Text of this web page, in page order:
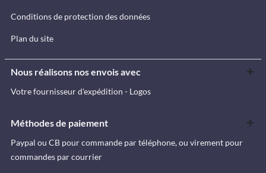
Conditions de protection des données
Plan du site
Nous réalisons nos envois avec
Votre fournisseur d'expédition - Logos
Méthodes de paiement
Paypal ou CB pour commande par téléphone, ou virement pour
commandes par courrier